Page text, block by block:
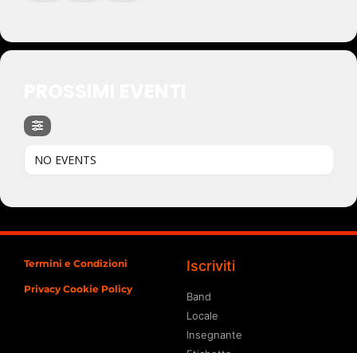
NO EVENTS
Termini e Condizioni
Privacy Cookie Policy
Iscriviti
Band
Locale
Insegnante